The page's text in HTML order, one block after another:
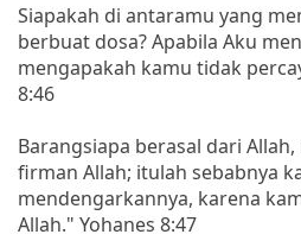
Siapakah di antaramu yang
berbuat dosa? Apabila Aku
mengapakah kamu tidak
8:46
Barangsiapa berasal dari
firman Allah; itulah sebabnya
mendengarkannya, karena
Allah." Yohanes 8:47